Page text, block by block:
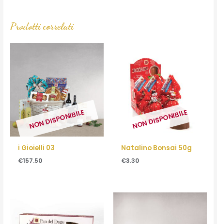
Prodotti correlati
NON DISPONIBILE
i Gioielli 03
€157.50
NON DISPONIBILE
Natalino Bonsai 50g
€3.30